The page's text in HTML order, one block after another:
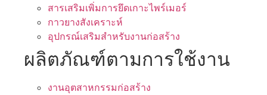
สารเสริมเพิ่มการยึดเกาะไพร์เมอร์
กาวยางสังเคราะห์
อุปกรณ์เสริมสำหรับงานก่อสร้าง
ผลิตภัณฑ์ตามการใช้งาน
งานอุตสาหกรรมก่อสร้าง